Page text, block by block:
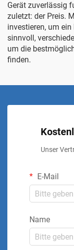
Gerät zuverlässig
zuletzt: der Preis.
investieren, um
sinnvoll,
um die
finden.
Unser
E-Mail
Name